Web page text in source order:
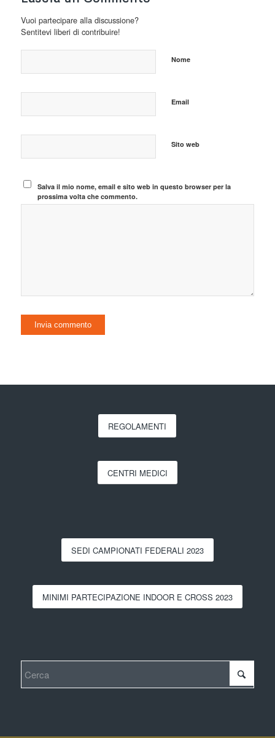
Vuoi partecipare alla discussione?
Sentitevi liberi di contribuire!
Nome
Email
Sito web
Salva il mio nome, email e sito web in questo browser per la
prossima volta che commento.
REGOLAMENTI
CENTRI MEDICI
SEDI CAMPIONATI FEDERALI 2023
MINIMI PARTECIPAZIONE INDOOR E CROSS 2023